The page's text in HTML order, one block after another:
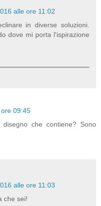
alle ore 11:02
in diverse soluzioni.
dove mi porta l'ispirazione
09:45
che contiene? Sono
alle ore 11:03
che sei!